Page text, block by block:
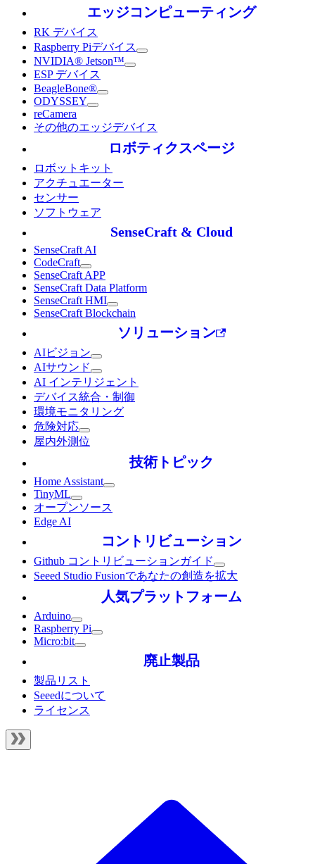
エッジコンピューティング
RK デバイス
Raspberry Piデバイス
NVIDIA® Jetson™
ESP デバイス
BeagleBone®
ODYSSEY
reCamera
その他のエッジデバイス
ロボティクスページ
ロボットキット
アクチュエーター
センサー
ソフトウェア
SenseCraft & Cloud
SenseCraft AI
CodeCraft
SenseCraft APP
SenseCraft Data Platform
SenseCraft HMI
SenseCraft Blockchain
ソリューション
AIビジョン
AIサウンド
AI インテリジェント
デバイス統合・制御
環境モニタリング
危険対応
屋内外測位
技術トピック
Home Assistant
TinyML
オープンソース
Edge AI
コントリビューション
Github コントリビューションガイド
Seeed Studio Fusionであなたの創造を拡大
人気プラットフォーム
Arduino
Raspberry Pi
Micro:bit
廃止製品
製品リスト
Seeedについて
ライセンス